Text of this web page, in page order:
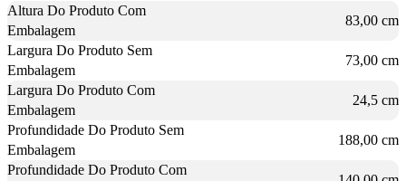
Altura Do Produto Com
Embalagem
83,00 cm
Largura Do Produto Sem
Embalagem
73,00 cm
Largura Do Produto Com
Embalagem
24,5 cm
Profundidade Do Produto Sem
Embalagem
188,00 cm
Profundidade Do Produto Com